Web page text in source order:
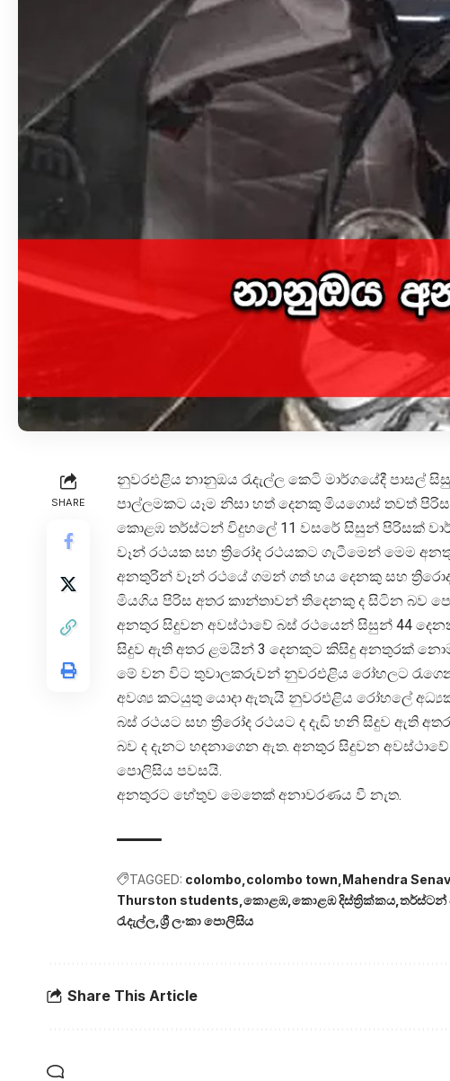
SHARE
නුවරඑළිය නානුඔය රැදැල්ල කෙටි මාර්ගයේදී පාසල්
පාල්ලමකට යෑම නිසා හත් දෙනකු මියගොස් තවත්
කොළඹ තර්ස්ටන් විදුහලේ 11 වසරේ සිසුන් පිරිසක්
වෑන් රථයක සහ ත්‍රිරෝද රථයකට ගැටීමෙන් මෙම
අනතුරින් වෑන් රථයේ ගමන් ගත් හය දෙනකු සහ
මියගිය පිරිස අතර කාන්තාවන් තිදෙනකු ද සිටින බව
අනතුර සිදුවන අවස්ථාවේ බස් රථයෙන් සිසුන් 44
සිදුව ඇති අතර ළමයින් 3 දෙනකුට කිසිදු අනතුරක්
මේ වන විට තුවාලකරුවන් නුවරඑළිය රෝහලට
අවශ්‍ය කටයුතු යොදා ඇතැයි නුවරඑළිය රෝහලේ
බස් රථයට සහ ත්‍රිරෝද රථයට ද දැඩි හනි සිදුව ඇති
බව ද දැනට හඳනාගෙන ඇත. අනතුර සිදුවන
පොලිසිය පවසයි.
අනතුරට හේතුව මෙතෙක් අනාවරණය වී නැත.
TAGGED: colombo colombo town Mahendra
Thurston students කොළඹ කොළඹ දිස්ත්‍රික්කය තර්ස්ටන්
රැදැල්ල ශ්‍රී ලංකා පොලිසිය
Share This Article